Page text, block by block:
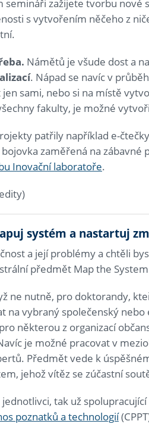
zažijete tvorbu nové
s vytvořením něčeho z
Námětů je všude dost a
. Nápad se navíc v
sami, nebo si na místě
fakulty, je možné
patřily například e-
bojovka zaměřená na zábavné
Inovační laboratoře.
systém a nastartuj
a její problémy a chtěli
předmět Map the System
ne nutně, pro doktorandy,
na vybraný společenský
některou z organizací
je možné pracovat v
Předmět vede k
jehož vítěz se zúčastní
tak už
poznatků a technologií